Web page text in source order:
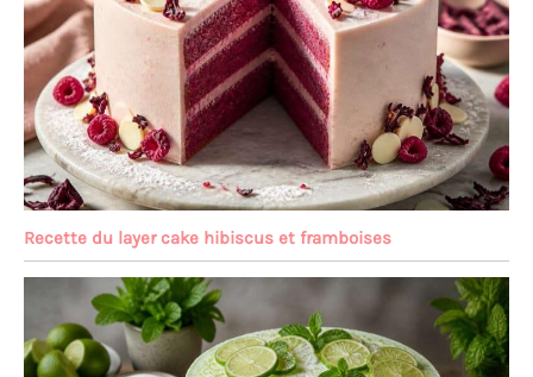
Recette du layer cake hibiscus et framboises